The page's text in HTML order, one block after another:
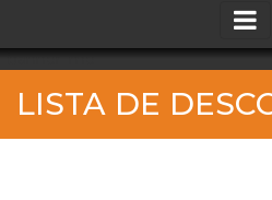
_banner_me_
LISTA DE